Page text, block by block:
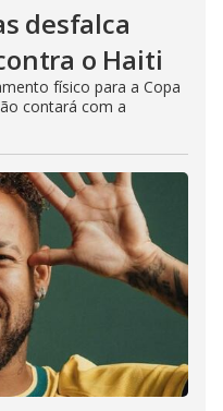
desfalca
o Haiti
físico para a Copa
contará com a